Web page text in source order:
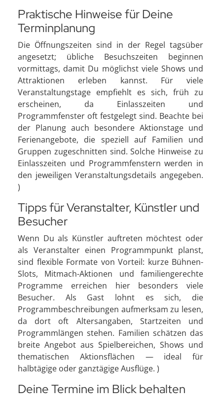
Praktische Hinweise für Deine
Terminplanung
Die Öffnungszeiten sind in der Regel tagsüber
angesetzt; übliche Besuchszeiten beginnen
vormittags, damit Du möglichst viele Shows und
Attraktionen erleben kannst. Für viele
Veranstaltungstage empfiehlt es sich, früh zu
erscheinen, da Einlasszeiten und
Programmfenster oft festgelegt sind. Beachte bei
der Planung auch besondere Aktionstage und
Ferienangebote, die speziell auf Familien und
Gruppen zugeschnitten sind. Solche Hinweise zu
Einlasszeiten und Programmfenstern werden in
den jeweiligen Veranstaltungsdetails angegeben.
)
Tipps für Veranstalter, Künstler und
Besucher
Wenn Du als Künstler auftreten möchtest oder
als Veranstalter einen Programmpunkt planst,
sind flexible Formate von Vorteil: kurze Bühnen-
Slots, Mitmach-Aktionen und familiengerechte
Programme erreichen hier besonders viele
Besucher. Als Gast lohnt es sich, die
Programmbeschreibungen aufmerksam zu lesen,
da dort oft Altersangaben, Startzeiten und
Programmlängen stehen. Familien schätzen das
breite Angebot aus Spielbereichen, Shows und
thematischen Aktionsflächen — ideal für
halbtägige oder ganztägige Ausflüge. )
Deine Termine im Blick behalten